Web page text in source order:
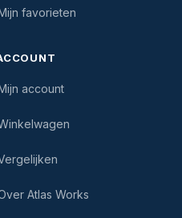
favorieten
account
Atlas Works